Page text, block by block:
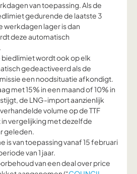
van toepassing. Als de
gedurende de laatste 3
lager is dan
deze automatisch
biedlimiet wordt ook op elk
gedeactiveerd als de
een noodsituatie afkondigt.
met 15% in een maand of 10% in
de LNG-import aanzienlijk
volume op de TTF
in vergelijking met dezelfde
geleden.
is van toepassing vanaf 15 februari
van 1 jaar.
van een deal over price